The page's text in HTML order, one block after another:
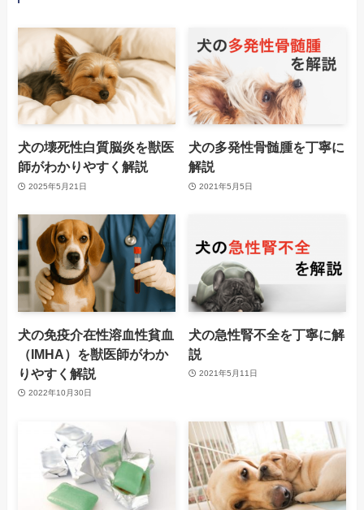
犬の壊死性白質脳炎を獣医
師がわかりやすく解説
2025年5月21日
犬の多発性骨髄腫を丁寧に
解説
2021年5月5日
犬の免疫介在性溶血性貧血
（IMHA）を獣医師がわか
りやすく解説
2022年10月30日
犬の急性腎不全を丁寧に解
説
2021年5月11日